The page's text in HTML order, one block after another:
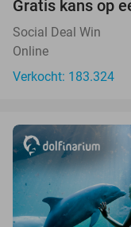
Gratis kans op
Social Deal Win
Online
Verkocht: 183.324